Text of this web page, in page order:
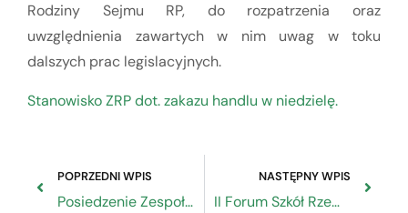
Rodziny Sejmu RP, do rozpatrzenia oraz
uwzględnienia zawartych w nim uwag w toku
dalszych prac legislacyjnych.
Stanowisko ZRP dot. zakazu handlu w niedzielę.
POPRZEDNI WPIS
Posiedzenie Zespołu ds. Strategii Europa 2020
NASTĘPNY WPIS
II Forum Szkół Rzemiosła w Pałacu Chodkiewiczów